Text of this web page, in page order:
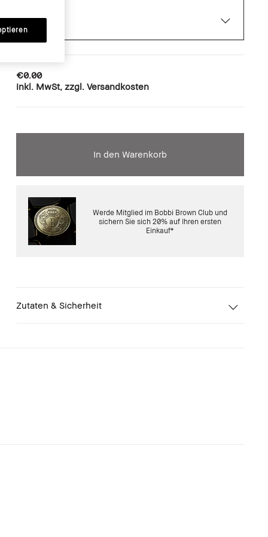
€0.00
inkl. MwSt, zzgl. Versandkosten
In den Warenkorb
Werde Mitglied im Bobbi Brown Club und
sichern Sie sich 20% auf Ihren ersten
Einkauf*
Zutaten & Sicherheit